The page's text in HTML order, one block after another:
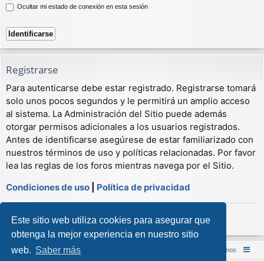
Este sitio web utiliza cookies para asegurar que
obtenga la mejor experiencia en nuestro sitio
web. Saber más
Ocultar mi estado de conexión en esta sesión
Registrarse
Para autenticarse debe estar registrado. Registrarse tomará
solo unos pocos segundos y le permitirá un amplio acceso
al sistema. La Administración del Sitio puede además
otorgar permisos adicionales a los usuarios registrados.
Antes de identificarse asegúrese de estar familiarizado con
nuestros términos de uso y políticas relacionadas. Por favor
lea las reglas de los foros mientras navega por el Sitio.
Condiciones de uso
Política de privacidad
Registrarse
Inicio (Web) Foro Punta de Lanza Wargames Contáctenos